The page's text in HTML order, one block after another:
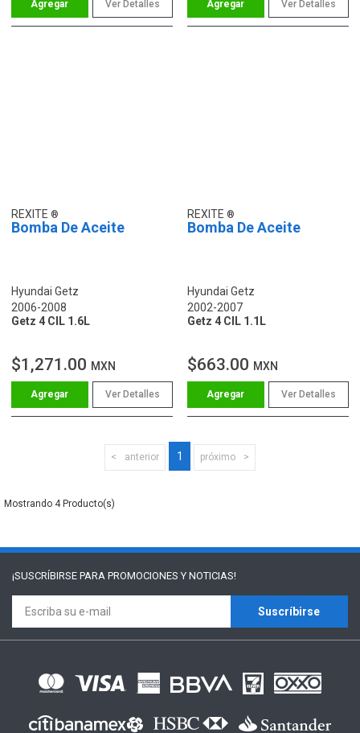
Ver Detalles Ver Detalles
REXITE
Bomba De Aceite
Hyundai Getz
2006-2008
Getz 4 CIL 1.6L
$1,271.00 MXN
Ver Detalles
REXITE
Bomba De Aceite
Hyundai Getz
2002-2007
Getz 4 CIL 1.1L
$663.00 MXN
Ver Detalles
anterior 1 próximo
4
¡SUSCRÍBIRSE PARA PROMOCIONES Y NOTICIAS!
Suscríbirse